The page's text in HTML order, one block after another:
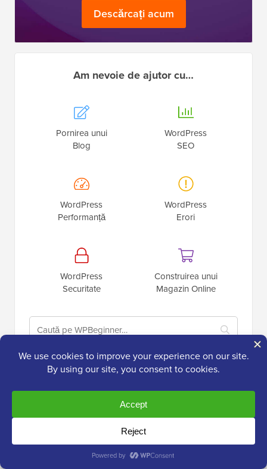
Descărcați acum
Am nevoie de ajutor cu…
Pornirea unui
Blog
WordPress
SEO
WordPress
Performanță
WordPress
Erori
WordPress
Securitate
Construirea unui
Magazin Online
UltimelePostări
instrumente AI și monitorizare SEO mai inteligentă
Ce urmează în WordPress 7.1? (Funcționalități și capturi